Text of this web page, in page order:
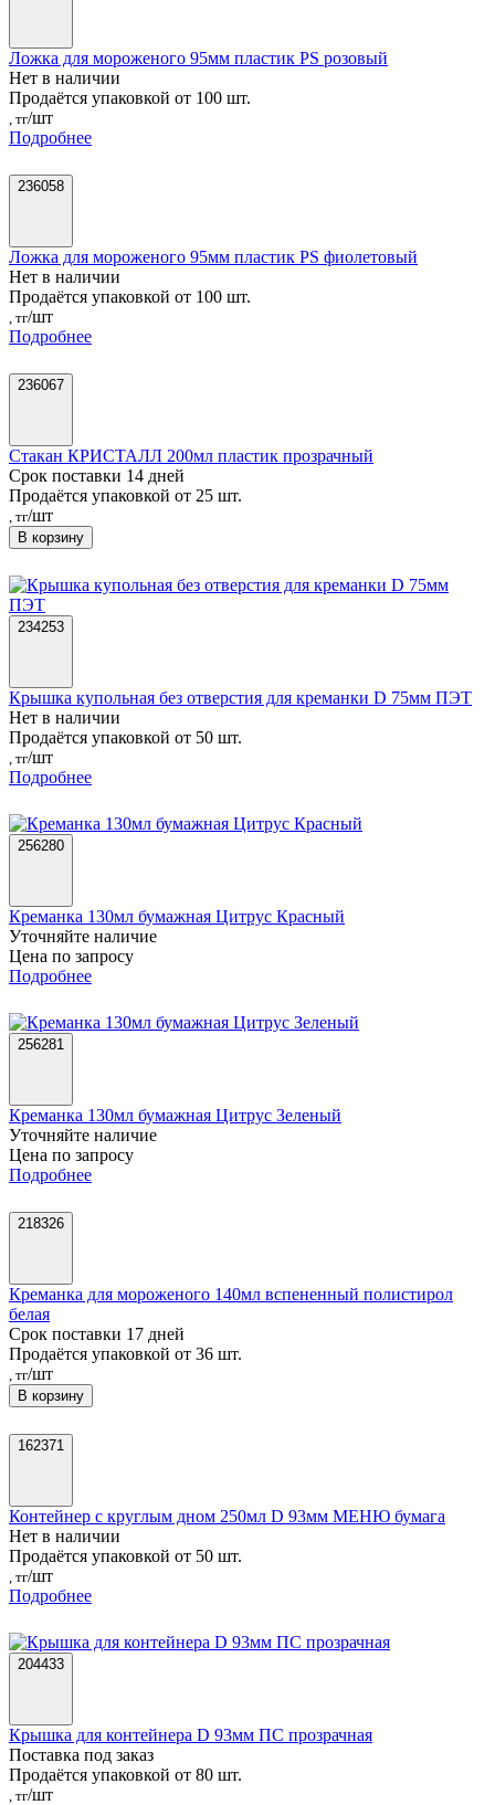
Ложка для мороженого 95мм пластик PS розовый
Нет в наличии
Продаётся упаковкой от 100 шт.
, тг/шт
Подробнее
236058
Ложка для мороженого 95мм пластик PS фиолетовый
Нет в наличии
Продаётся упаковкой от 100 шт.
, тг/шт
Подробнее
236067
Стакан КРИСТАЛЛ 200мл пластик прозрачный
Срок поставки 14 дней
Продаётся упаковкой от 25 шт.
, тг/шт
В корзину
234253
Крышка купольная без отверстия для креманки D 75мм ПЭТ
Нет в наличии
Продаётся упаковкой от 50 шт.
, тг/шт
Подробнее
256280
Креманка 130мл бумажная Цитрус Красный
Уточняйте наличие
Цена по запросу
Подробнее
256281
Креманка 130мл бумажная Цитрус Зеленый
Уточняйте наличие
Цена по запросу
Подробнее
218326
Креманка для мороженого 140мл вспененный полистирол
белая
Срок поставки 17 дней
Продаётся упаковкой от 36 шт.
, тг/шт
В корзину
162371
Контейнер с круглым дном 250мл D 93мм МЕНЮ бумага
Нет в наличии
Продаётся упаковкой от 50 шт.
, тг/шт
Подробнее
204433
Крышка для контейнера D 93мм ПС прозрачная
Поставка под заказ
Продаётся упаковкой от 80 шт.
, тг/шт